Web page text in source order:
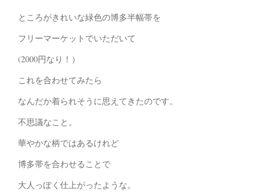
ところがきれいな緑色の博多半幅帯を
フリーマーケットでいただいて
(2000円なり！）
これを合わせてみたら
なんだか着られそうに思えてきたのです。
不思議なこと。
華やかな柄ではあるけれど
博多帯を合わせることで
大人っぽく仕上がったような。